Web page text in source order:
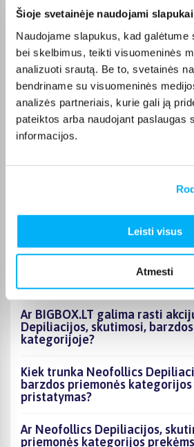
Šioje svetainėje naudojami slapukai
Naudojame slapukus, kad galėtume
bei skelbimus, teikti visuomeninės
analizuoti srautą. Be to, svetainės
bendriname su visuomeninės
analizės partneriais, kurie gali ją
pateiktos arba naudojant paslaugas
informacijos.
Leisti visus
Atmesti
pasiūlymus ir patogiai palyginti
Atsižvelkite į jums svarbiausius kriterijus,
informaciją ir prekės aprašymą, kad
ir apgalvotą sprendimą.
Palyginkite Neofollics prekes
tinkamiausią variantą internetu.
DUK
Kokie Neofollics Depiliacijos,
barzdos priemonės
produktai šiuo metu
Kiek prekių yra Neofollics
skutimosi, barzdos priemonės
Ar BIGBOX.LT galima rasti
Depiliacijos, skutimosi,
kategorijoje?
Kiek trunka Neofollics
barzdos priemonės
pristatymas?
Ar Neofollics Depiliacijos,
priemonės kategorijos